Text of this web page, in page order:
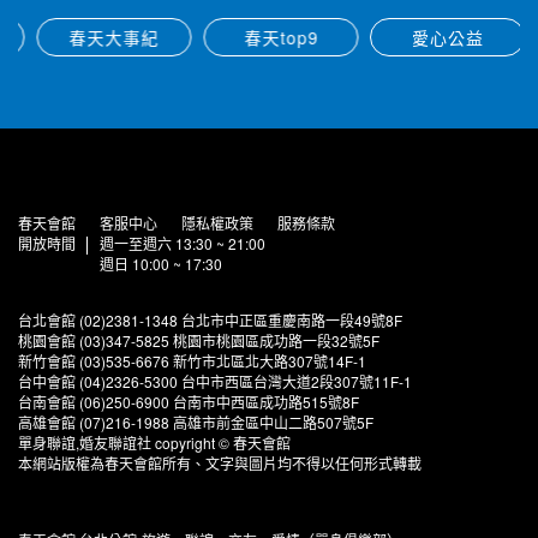
春天大事紀 春天top9 愛心公益
春天會館 客服中心 隱私權政策
服務條款
開放時間
週一至週六 13:30 ~ 21:00
週日 10:00 ~ 17:30
台北會館 (02)2381-1348 台北市中正區重慶南路一段49號8F
桃園會館 (03)347-5825 桃園市桃園區成功路一段32號5F
新竹會館 (03)535-6676 新竹市北區北大路307號14F-1
台中會館 (04)2326-5300 台中市西區台灣大道2段307號11F-1
台南會館 (06)250-6900 台南市中西區成功路515號8F
高雄會館 (07)216-1988 高雄市前金區中山二路507號5F
單身聯誼,婚友聯誼社 copyright © 春天會館
本網站版權為春天會館所有、文字與圖片均不得以任何形式轉載